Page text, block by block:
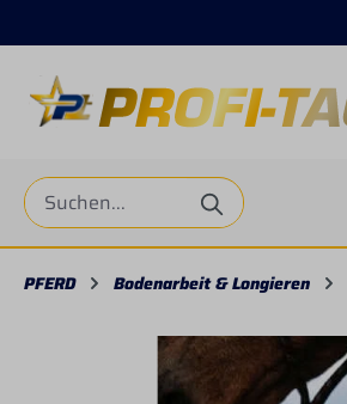
PFERD Bodenarbeit & Longieren
Bildergalerie überspringen